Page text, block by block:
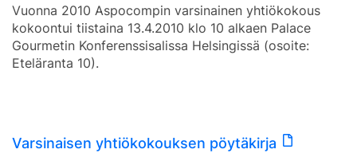
Vuonna 2010 Aspocompin varsinainen yhtiökokous
kokoontui tiistaina 13.4.2010 klo 10 alkaen Palace
Gourmetin Konferenssisalissa Helsingissä (osoite:
Eteläranta 10).
Varsinaisen yhtiökokouksen pöytäkirja